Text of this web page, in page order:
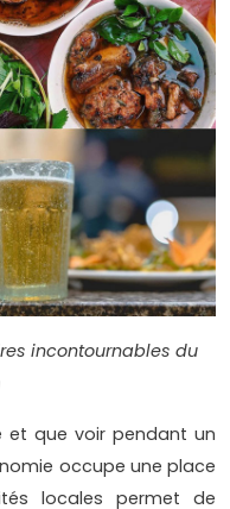
incontournables du
et que voir pendant un
occupe une place
locales permet de